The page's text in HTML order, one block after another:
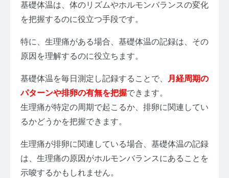
基礎体温は、体のリズムやホルモンバランスの変化
を把握するのに役立つ手段です。
特に、生理痛がある場合、基礎体温の記録は、その
原因を理解するのに役立ちます。
基礎体温を毎日測定し記録することで、
月経周期の
パターンや排卵の有無を把握できます。
生理痛が特定の周期で起こるか、排卵に関連してい
るかどうかを把握できます。
生理痛が排卵に関連している場合、基礎体温の記録
は、生理痛の原因がホルモンバランスにあることを
示唆するかもしれません。